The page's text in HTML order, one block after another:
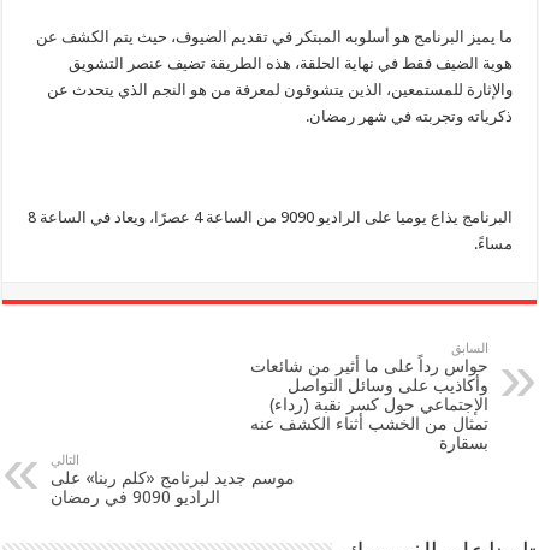
ما يميز البرنامج هو أسلوبه المبتكر في تقديم الضيوف، حيث يتم الكشف عن
هوية الضيف فقط في نهاية الحلقة، هذه الطريقة تضيف عنصر التشويق
والإثارة للمستمعين، الذين يتشوقون لمعرفة من هو النجم الذي يتحدث عن
ذكرياته وتجربته في شهر رمضان.
البرنامج يذاع يوميا على الراديو 9090 من الساعة 4 عصرًا، ويعاد في الساعة 8
مساءً.
السابق
حواس رداً على ما أثير من شائعات
وأكاذيب على وسائل التواصل
الإجتماعي حول كسر نقبة (رداء)
تمثال من الخشب أثناء الكشف عنه
بسقارة
التالي
موسم جديد لبرنامج «كلم ربنا» على
الراديو 9090 في رمضان